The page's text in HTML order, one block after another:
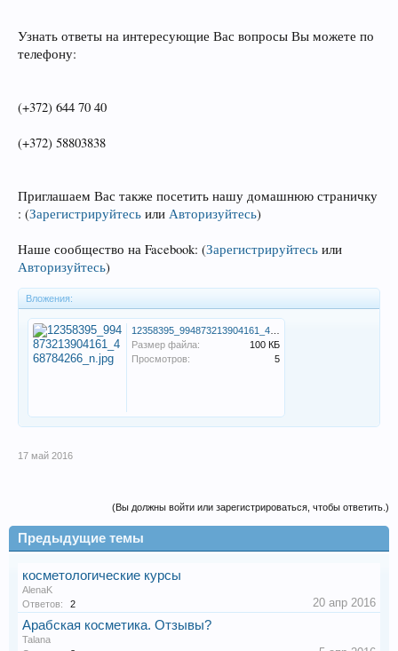
Узнать ответы на интересующие Вас вопросы Вы можете по
телефону:
(+372) 644 70 40
(+372) 58803838
Приглашаем Вас также посетить нашу домашнюю страничку
: (Зарегистрируйтесь или Авторизуйтесь)
Наше сообщество на Facebook: (Зарегистрируйтесь или
Авторизуйтесь)
Вложения:
Размер файла:
100 КБ
Просмотров:
5
17 май 2016
(Вы должны войти или зарегистрироваться, чтобы ответить.)
Предыдущие темы
косметологические курсы
AlenaK
Ответов:
2 20 апр 2016
Арабская косметика. Отзывы?
Talana